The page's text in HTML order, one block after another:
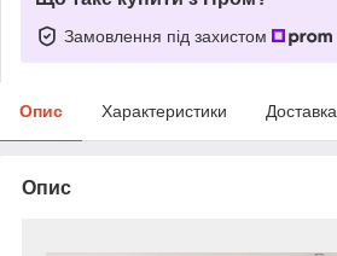
Замовлення під захистом
Опис Характеристики Доставка
Опис